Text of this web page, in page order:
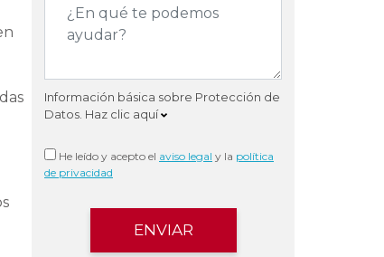
Información básica sobre Protección de
Datos. Haz clic aquí
He leído y acepto el aviso legal y la política
de privacidad